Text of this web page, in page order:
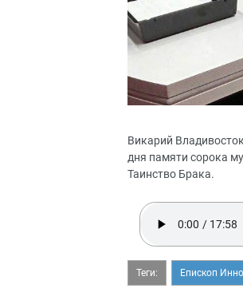
Викарий
дня памяти сорока
Таинство Брака.
Теги: Епископ